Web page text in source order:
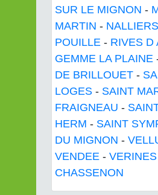
SUR LE MIGNON -
MARTIN - NALLIERS
POUILLE - RIVES D
GEMME LA PLAINE
DE BRILLOUET -
LOGES - SAINT
FRAIGNEAU -
HERM - SAINT
DU MIGNON -
VENDEE - VERINES
CHASSENON